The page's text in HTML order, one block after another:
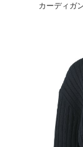
カーディガ